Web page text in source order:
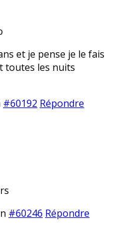
et je pense je le fais
toutes les nuits
#60192 Répondre
#60246 Répondre